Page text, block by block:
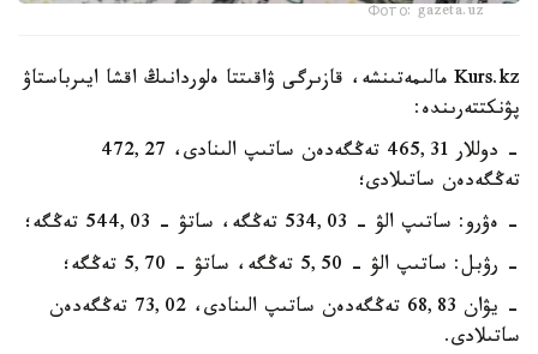
Фото: gazeta.uz
Kurs.kz مالىمەتىنشە، قازىرگى ۋاقىتتا ەلوردانىڭ اقشا ايىرباستاۋ
پۋنكتتەرىندە:
- دوللار 465,31 تەڭگەدەن ساتىپ الىنادى، 472,27
تەڭگەدەن ساتىلادى؛
- ەۋرو: ساتىپ الۋ - 534,03 تەڭگە، ساتۋ - 544,03 تەڭگە؛
- رۋبل: ساتىپ الۋ - 5,50 تەڭگە، ساتۋ - 5,70 تەڭگە؛
- يۋان 68,83 تەڭگەدەن ساتىپ الىنادى، 73,02 تەڭگەدەن
ساتىلادى.